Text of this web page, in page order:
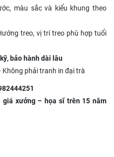
màu sắc và kiểu khung theo
treo, vị trí treo phù hợp tuổi
bảo hành dài lâu
Không phải tranh in đại trà
xưởng – họa sĩ trên 15 năm